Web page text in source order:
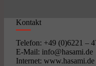
Kontakt
Telefon: +49 (0)6221 –
E-Mail: info@hasami.de
Internet: www.hasami.de